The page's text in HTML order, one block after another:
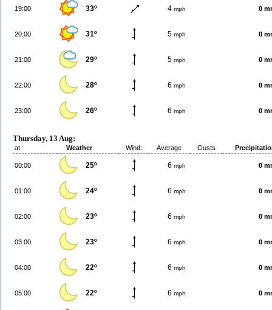
19:00 33º 4 mph 0
20:00 31º 5 mph 0
21:00 29º 5 mph 0
22:00 28º 6 mph 0
23:00 26º 6 mph 0
Thursday, 13 Aug:
at Weather Wind: Average Gusts
00:00 25º 6 mph 0
01:00 24º 6 mph 0
02:00 23º 6 mph 0
03:00 23º 6 mph 0
04:00 22º 6 mph 0
05:00 22º 6 mph 0